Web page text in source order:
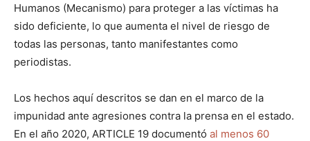
Humanos (Mecanismo) para proteger a las víctimas ha
sido deficiente, lo que aumenta el nivel de riesgo de
todas las personas, tanto manifestantes como
periodistas.
Los hechos aquí descritos se dan en el marco de la
impunidad ante agresiones contra la prensa en el estado.
En el año 2020, ARTICLE 19 documentó al menos 60